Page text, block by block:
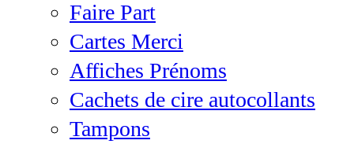
Faire Part
Cartes Merci
Affiches Prénoms
Cachets de cire autocollants
Tampons